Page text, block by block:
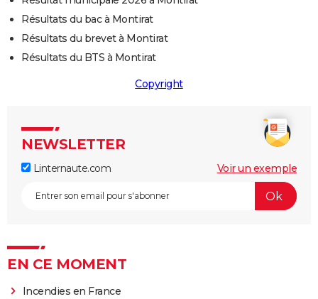
Résultats du bac à Montirat
Résultats du brevet à Montirat
Résultats du BTS à Montirat
Copyright
NEWSLETTER
Linternaute.com Voir un exemple
EN CE MOMENT
Incendies en France